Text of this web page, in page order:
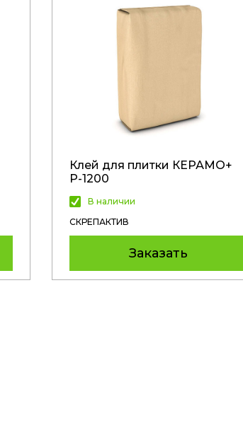
Клей для плитки КЕРАМО+
Р-1200
В наличии
СКРЕПАКТИВ
Заказать